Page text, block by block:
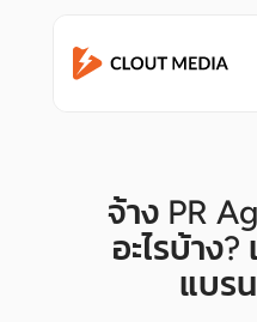
จ้าง PR
อะไรบ้าง
แบร